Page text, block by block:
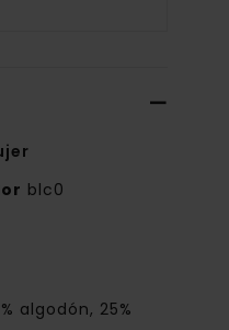
blc0
algodón, 25%